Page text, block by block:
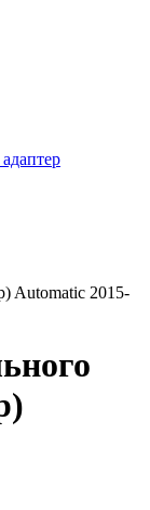
Automatic 2015-